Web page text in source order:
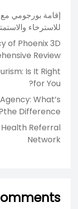
إقامة بورجومي
للاسترخاء
of Phoenix 3D
Review
Is It Right
for You?
What’s
the Difference?
Referral
Network